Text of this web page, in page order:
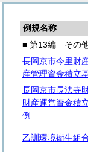
例規名称
■ 第13編 その
長岡京市今里財
産管理資金積立
長岡京市長法寺
財産運営資金積
例
乙訓環境衛生組